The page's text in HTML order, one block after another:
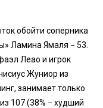
обойти соперника
Ламина Ямаля − 53.
Леао и игрок
Жуниор из
занимает только
107 (38% − худший